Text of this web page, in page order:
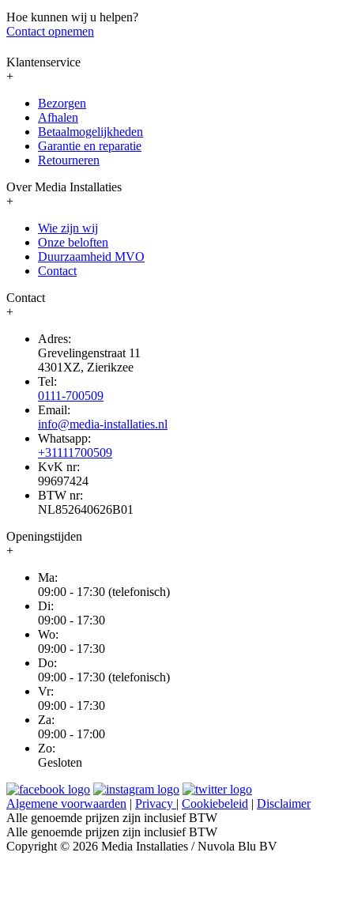
Hoe kunnen wij u helpen?
Contact opnemen
Klantenservice
+
Bezorgen
Afhalen
Betaalmogelijkheden
Garantie en reparatie
Retourneren
Over Media Installaties
+
Wie zijn wij
Onze beloften
Duurzaamheid MVO
Contact
Contact
+
Adres:
Grevelingenstraat 11
4301XZ, Zierikzee
Tel:
0111-700509
Email:
info@media-installaties.nl
Whatsapp:
+31111700509
KvK nr:
99697424
BTW nr:
NL852640626B01
Openingstijden
+
Ma:
09:00 - 17:30 (telefonisch)
Di:
09:00 - 17:30
Wo:
09:00 - 17:30
Do:
09:00 - 17:30 (telefonisch)
Vr:
09:00 - 17:30
Za:
09:00 - 17:00
Zo:
Gesloten
Algemene voorwaarden | Privacy | Cookiebeleid | Disclaimer
Alle genoemde prijzen zijn inclusief BTW
Alle genoemde prijzen zijn inclusief BTW
Copyright © 2026 Media Installaties / Nuvola Blu BV